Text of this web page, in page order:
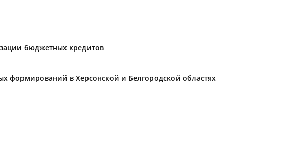
бюджетных кредитов
формирований в Херсонской и Белгородской областях